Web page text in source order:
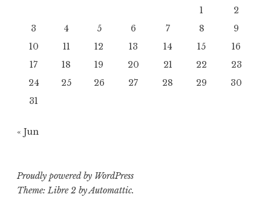
1
2
3
4 5 6 7 8
9
10
11 12 13 14 15
16
17
18 19 20 21 22
23
24
25 26 27 28 29
30
31
« Jun
Proudly powered by WordPress
Theme: Libre 2 byAutomattic.